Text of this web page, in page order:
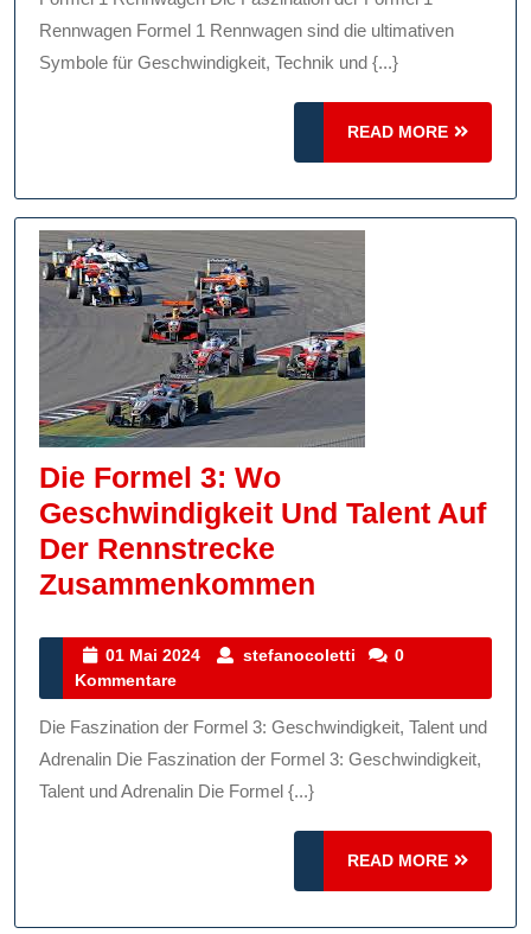
Rennwagen:
Technik,
Geschwindigkeit
Rennwagen Formel 1 Rennwagen sind die ultimativen
Symbole für Geschwindigkeit, Technik und {...}
READ MORE
READ
MORE
Die Formel 3: Wo
Geschwindigkeit Und Talent Auf
Der Rennstrecke
Zusammenkommen
3:
Und
Auf
Der
01 Mai 2024
01
2024
stefanocoletti stefanocoletti
0
Kommentare
Die Faszination der Formel 3: Geschwindigkeit, Talent und
Adrenalin Die Faszination der Formel 3: Geschwindigkeit,
Talent und Adrenalin Die Formel {...}
READ MORE
READ
MORE